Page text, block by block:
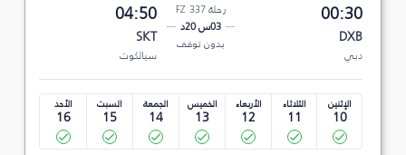
00:30
DXB
دبي
رحلة FZ 337
03س 20د
بدون توقف
04:50
SKT
سيالكوت
الإثنين
10
الثلاثاء
11
الأربعاء
12
الخميس
13
الجمعة
14
السبت
15
الأحد
16